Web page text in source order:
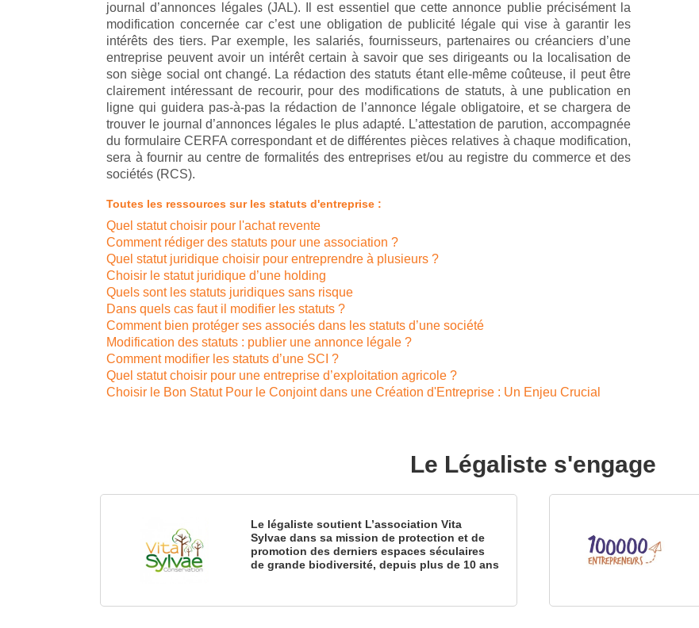
journal d’annonces légales (JAL). Il est essentiel que cette annonce publie précisément la
modification concernée car c’est une obligation de publicité légale qui vise à garantir les
intérêts des tiers. Par exemple, les salariés, fournisseurs, partenaires ou créanciers d’une
entreprise peuvent avoir un intérêt certain à savoir que ses dirigeants ou la localisation de
son siège social ont changé. La rédaction des statuts étant elle-même coûteuse, il peut être
clairement intéressant de recourir, pour des modifications de statuts, à une publication en
ligne qui guidera pas-à-pas la rédaction de l’annonce légale obligatoire, et se chargera de
trouver le journal d’annonces légales le plus adapté. L’attestation de parution, accompagnée
du formulaire CERFA correspondant et de différentes pièces relatives à chaque modification,
sera à fournir au centre de formalités des entreprises et/ou au registre du commerce et des
sociétés (RCS).
Toutes les ressources sur les statuts d'entreprise :
Quel statut choisir pour l'achat revente
Comment rédiger des statuts pour une association ?
Quel statut juridique choisir pour entreprendre à plusieurs ?
Choisir le statut juridique d’une holding
Quels sont les statuts juridiques sans risque
Dans quels cas faut il modifier les statuts ?
Comment bien protéger ses associés dans les statuts d’une société
Modification des statuts : publier une annonce légale ?
Comment modifier les statuts d’une SCI ?
Quel statut choisir pour une entreprise d’exploitation agricole ?
Choisir le Bon Statut Pour le Conjoint dans une Création d'Entreprise : Un Enjeu Crucial
Le Légaliste s'engage
Le légaliste soutient L’association Vita
Sylvae dans sa mission de protection et de
promotion des derniers espaces séculaires
de grande biodiversité, depuis plus de 10 ans